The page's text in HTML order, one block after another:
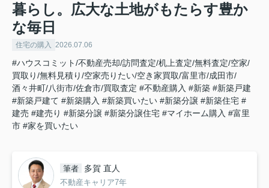
暮らし。広大な土地がもたらす豊か
な毎日
住宅の購入 2026.07.06
#ハウスコミット/不動産売却/訪問査定/机上査定/無料査定/空家/
買取り/無料見積り/空家売りたい/空き家買取/富里市/成田市/
酒々井町/八街市/佐倉市/買取査定 #不動産購入 #新築 #新築戸建
#新築戸建て #新築購入 #新築買いたい #新築分譲 #新築住宅 #
建売 #建売り #新築分譲 #新築分譲住宅 #マイホーム購入 #富里
市 #家を買いたい
筆者 多賀 直人
不動産キャリア7年